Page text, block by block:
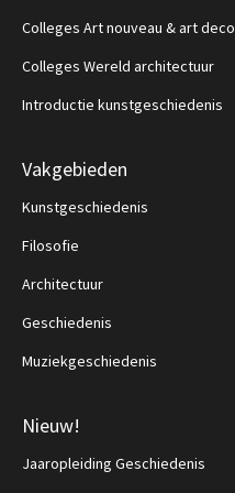
Colleges Art nouveau & art deco
Colleges Wereld architectuur
Introductie kunstgeschiedenis
Vakgebieden
Kunstgeschiedenis
Filosofie
Architectuur
Geschiedenis
Muziekgeschiedenis
Nieuw!
Jaaropleiding Geschiedenis